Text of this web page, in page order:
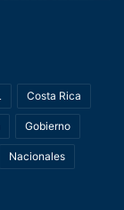
Costa Rica
Gobierno
Nacionales